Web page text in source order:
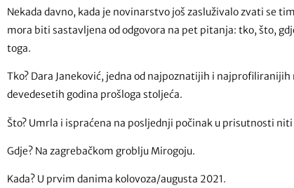
Nekada davno, kada je novinarstvo još zasluživalo zvati se
mora biti sastavljena od odgovora na pet pitanja: tko, što,
toga.
Tko? Dara Janeković, jedna od najpoznatijih i
devedesetih godina prošloga stoljeća.
Što? Umrla i ispraćena na posljednji počinak u prisutnosti
Gdje? Na zagrebačkom groblju Mirogoju.
Kada? U prvim danima kolovoza/augusta 2021.